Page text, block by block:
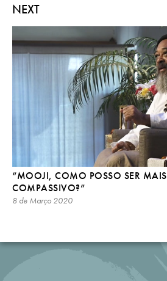
NEXT
“MOOJI, COMO POSSO SER MAIS
COMPASSIVO?”
8 de Março 2020